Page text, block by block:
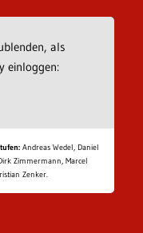
als
einloggen:
Andreas Wedel, Daniel
Zimmermann, Marcel
Zenker.